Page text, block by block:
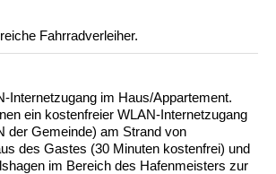
Fahrradverleiher.
Internetzugang im Haus/Appartement.
ein kostenfreier WLAN-Internetzugang
der Gemeinde) am Strand von
des Gastes (30 Minuten kostenfrei) und
im Bereich des Hafenmeisters zur